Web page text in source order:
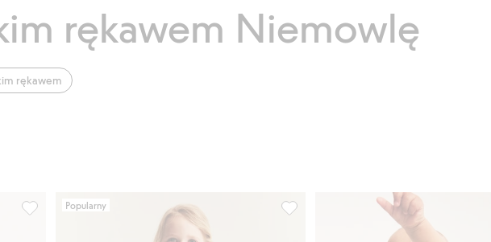
rękawem Niemowlę
rękawem
Top z baskinką z wzorem w poziomki, Dodaj do listy ulubione
Popularny
Top z baskinką, z wzorem w